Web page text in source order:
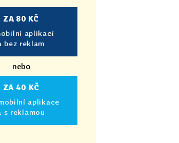
ZA 80 KČ
aplikací
bez reklam
nebo
ZA 40 KČ
aplikace
s reklamou